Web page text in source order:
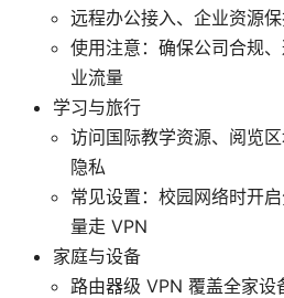
远程办公接入、企业资源
使用注意：确保公司合规
业流量
学习与旅行
访问国际教学资源、阅览
隐私
常见设置：校园网络时开
量走 VPN
家庭与设备
路由器级 VPN 覆盖全家设